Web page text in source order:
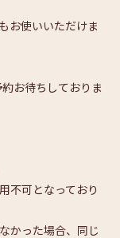
お使いいただけま
お待ちしておりま
不可となっており
かった場合、同じ